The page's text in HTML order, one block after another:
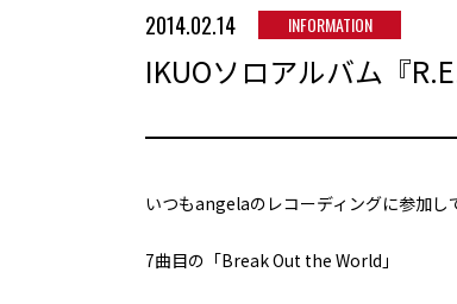
2014.02.14 INFORMATION
IKUOソロアルバム『
いつもangelaのレコーディングに参加し
7曲目の「Break Out the World」